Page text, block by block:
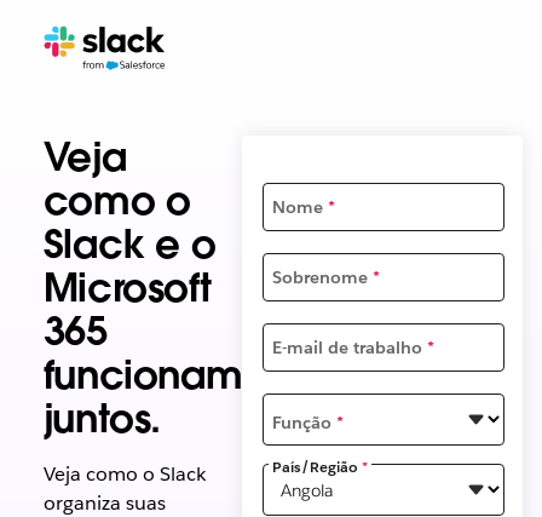
Veja
como o
Slack e o
Microsoft
365
funcionam
juntos.
Veja como o Slack
organiza suas
Nome *
Sobrenome *
E-mail de trabalho *
Função *
País/Região *